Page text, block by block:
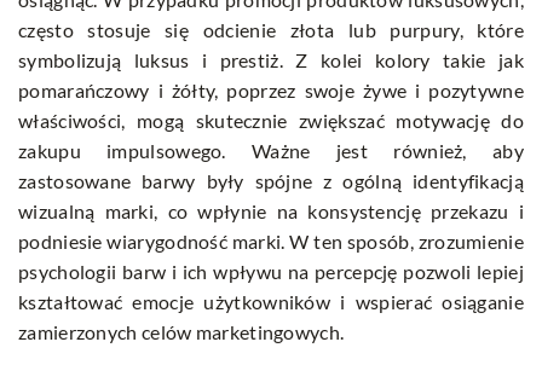
często stosuje się odcienie złota lub purpury, które
symbolizują luksus i prestiż. Z kolei kolory takie jak
pomarańczowy i żółty, poprzez swoje żywe i pozytywne
właściwości, mogą skutecznie zwiększać motywację do
zakupu impulsowego. Ważne jest również, aby
zastosowane barwy były spójne z ogólną identyfikacją
wizualną marki, co wpłynie na konsystencję przekazu i
podniesie wiarygodność marki. W ten sposób, zrozumienie
psychologii barw i ich wpływu na percepcję pozwoli lepiej
kształtować emocje użytkowników i wspierać osiąganie
zamierzonych celów marketingowych.